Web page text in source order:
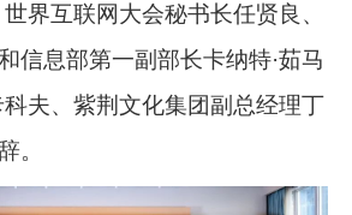
界互联网大会秘书长任贤良、
信息部第一副部长卡纳特·茹马
科夫、紫荆文化集团副总经理丁
。